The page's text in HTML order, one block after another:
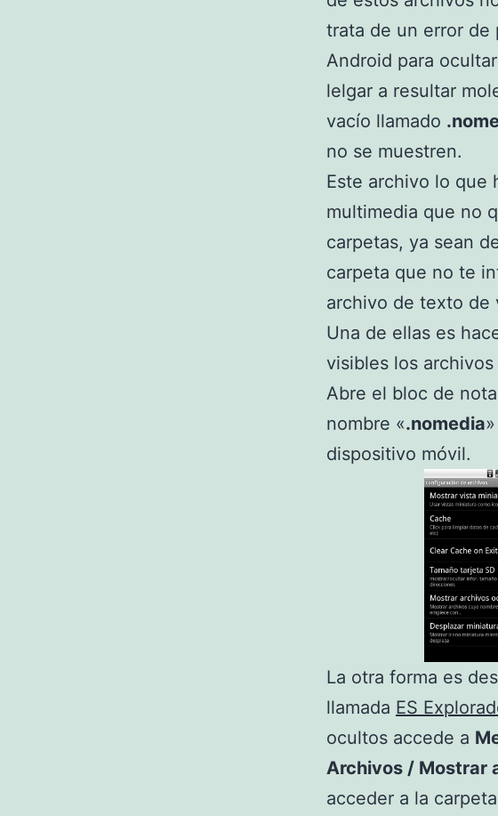
trata de un error de
Android para
lelgar a resultar
vacío llamado
no se muestren.
Este archivo lo que
multimedia que no
carpetas, ya sean
carpeta que no te
archivo de texto de
Una de ellas es
visibles los
Abre el bloc de
nombre «.nomedia
dispositivo móvil.
La otra forma es
llamada ES
ocultos accede a
Archivos / Mostrar
acceder a la